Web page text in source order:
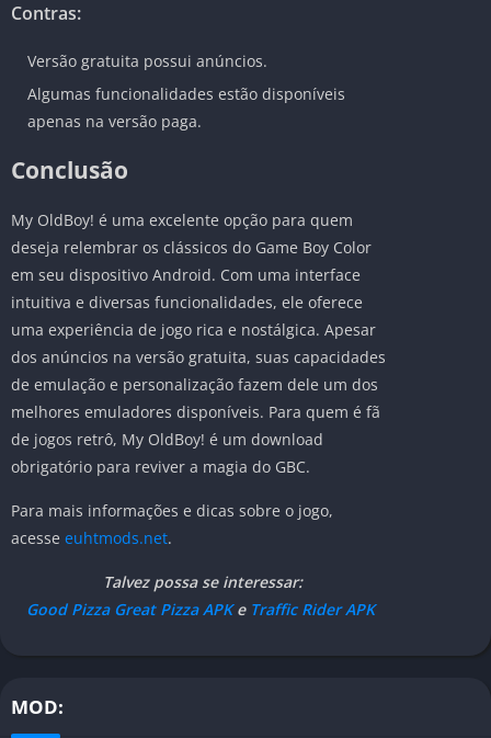
Contras:
Versão gratuita possui anúncios.
Algumas funcionalidades estão disponíveis
apenas na versão paga.
Conclusão
My OldBoy! é uma excelente opção para quem
deseja relembrar os clássicos do Game Boy Color
em seu dispositivo Android. Com uma interface
intuitiva e diversas funcionalidades, ele oferece
uma experiência de jogo rica e nostálgica. Apesar
dos anúncios na versão gratuita, suas capacidades
de emulação e personalização fazem dele um dos
melhores emuladores disponíveis. Para quem é fã
de jogos retrô, My OldBoy! é um download
obrigatório para reviver a magia do GBC.
Para mais informações e dicas sobre o jogo,
acesse euhtmods.net.
Talvez possa se interessar:
Good Pizza Great Pizza APKe Traffic Rider APK
MOD: